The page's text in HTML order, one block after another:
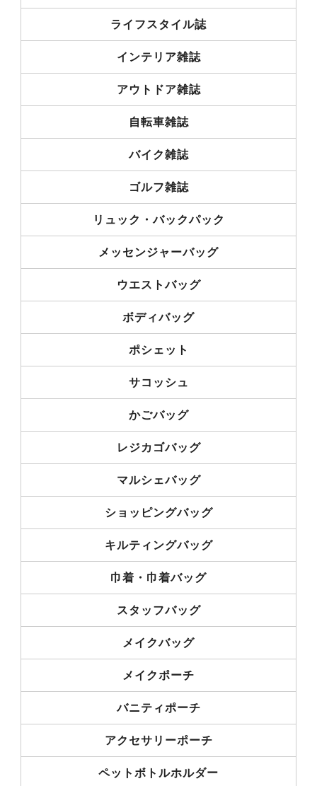
ライフスタイル誌
インテリア雑誌
アウトドア雑誌
自転車雑誌
バイク雑誌
ゴルフ雑誌
リュック・バックパック
メッセンジャーバッグ
ウエストバッグ
ボディバッグ
ポシェット
サコッシュ
かごバッグ
レジカゴバッグ
マルシェバッグ
ショッピングバッグ
キルティングバッグ
巾着・巾着バッグ
スタッフバッグ
メイクバッグ
メイクポーチ
バニティポーチ
アクセサリーポーチ
ペットボトルホルダー